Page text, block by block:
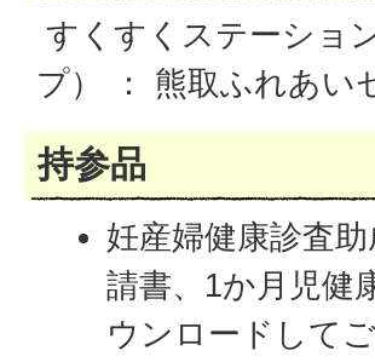
すくすくステーショ
プ） ： 熊取ふれあい
持参品
妊産婦健康診査
請書、1か月児健
ウンロードして